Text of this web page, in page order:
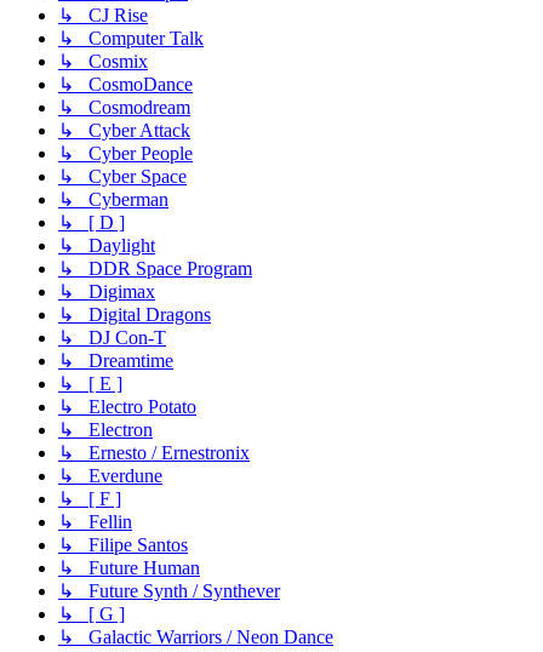
↳ CJ Rise
↳ Computer Talk
↳ Cosmix
↳ CosmoDance
↳ Cosmodream
↳ Cyber Attack
↳ Cyber People
↳ Cyber Space
↳ Cyberman
↳ [ D ]
↳ Daylight
↳ DDR Space Program
↳ Digimax
↳ Digital Dragons
↳ DJ Con-T
↳ Dreamtime
↳ [ E ]
↳ Electro Potato
↳ Electron
↳ Ernesto / Ernestronix
↳ Everdune
↳ [ F ]
↳ Fellin
↳ Filipe Santos
↳ Future Human
↳ Future Synth / Synthever
↳ [ G ]
↳ Galactic Warriors / Neon Dance